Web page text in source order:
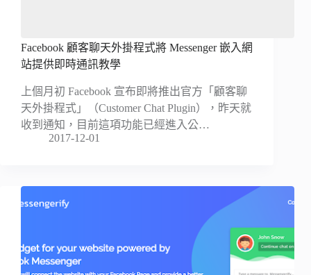
Facebook 顧客聊天外掛程式將 Messenger 嵌入網
站提供即時通訊教學
上個月初 Facebook 宣布即將推出官方「顧客聊
天外掛程式」（Customer Chat Plugin），昨天就
收到通知，目前這項功能已經進入公…
2017-12-01